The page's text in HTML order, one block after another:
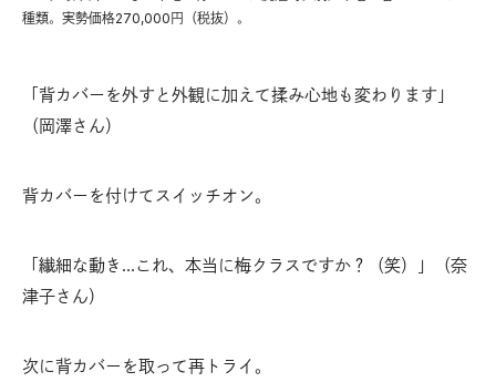
種類。実勢価格270,000円（税抜）。
「背カバーを外すと外観に加えて揉み心地も変わります」
（岡澤さん）
背カバーを付けてスイッチオン。
「繊細な動き…これ、本当に梅クラスですか？（笑）」（奈
津子さん）
次に背カバーを取って再トライ。